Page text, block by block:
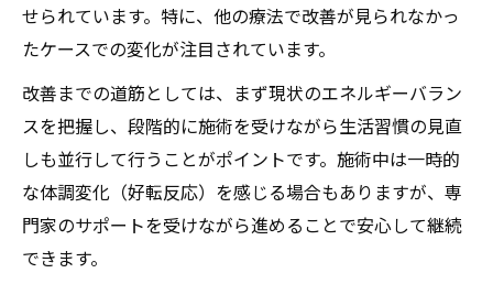
せられています。特に、他の療法で改善が見られなかっ
たケースでの変化が注目されています。
改善までの道筋としては、まず現状のエネルギーバラン
スを把握し、段階的に施術を受けながら生活習慣の見直
しも並行して行うことがポイントです。施術中は一時的
な体調変化（好転反応）を感じる場合もありますが、専
門家のサポートを受けながら進めることで安心して継続
できます。